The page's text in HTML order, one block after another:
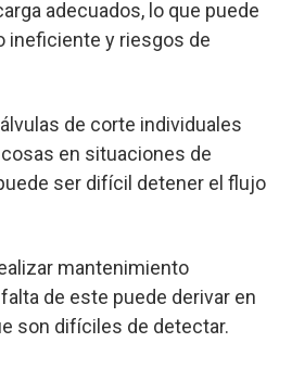
adecuados, lo que puede
ineficiente y riesgos de
de corte individuales
en situaciones de
ser difícil detener el flujo
mantenimiento
de este puede derivar en
son difíciles de detectar.